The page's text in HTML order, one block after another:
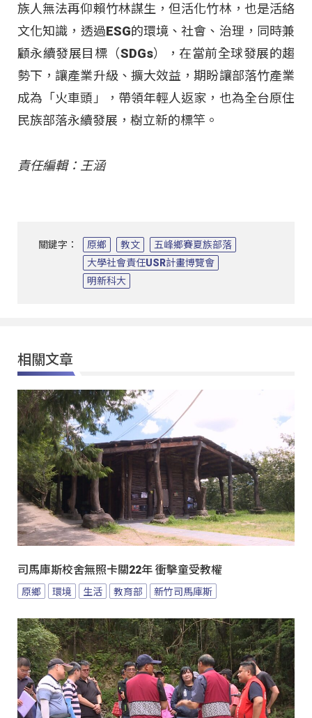
族人無法再仰賴竹林謀生，但活化竹林，也是活絡
文化知識，透過ESG的環境、社會、治理，同時兼
顧永續發展目標（SDGs），在當前全球發展的趨
勢下，讓產業升級、擴大效益，期盼讓部落竹產業
成為「火車頭」，帶領年輕人返家，也為全台原住
民族部落永續發展，樹立新的標竿。
責任編輯：王涵
關鍵字： 原鄉 教文
五峰鄉賽夏族部落
大學社會責任USR計畫博覽會
明新科大
相關文章
司馬庫斯校舍無照卡關22年 衝擊童受教權
原鄉 環境 生活 教育部 新竹司馬庫斯